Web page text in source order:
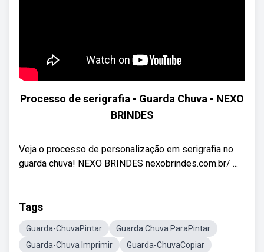
Processo de serigrafia - Guarda Chuva - NEXO
BRINDES
Veja o processo de personalização em serigrafia no
guarda chuva! NEXO BRINDES nexobrindes.com.br/ ...
Tags
Guarda-ChuvaPintar
Guarda Chuva ParaPintar
Guarda-Chuva Imprimir
Guarda-ChuvaCopiar